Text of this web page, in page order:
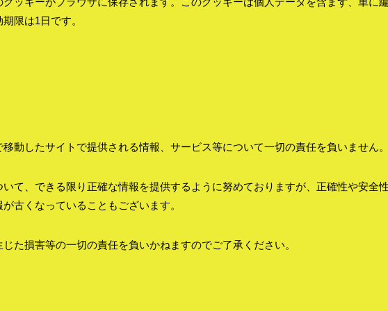
限は1日です。
動したサイトで提供される情報、サービス等について一切の責任を負いません。
て、できる限り正確な情報を提供するように努めておりますが、正確性や安全性
古くなっていることもございます。
た損害等の一切の責任を負いかねますのでご了承ください。